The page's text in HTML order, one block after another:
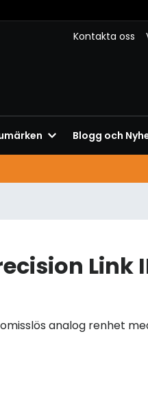
Kontakta oss
Blogg och
Link
analog renhet